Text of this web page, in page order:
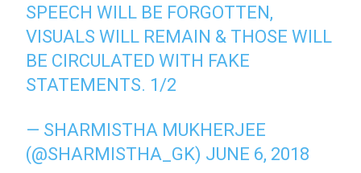
SPEECH WILL BE FORGOTTEN,
VISUALS WILL REMAIN & THOSE WILL
BE CIRCULATED WITH FAKE
STATEMENTS. 1/2
— SHARMISTHA MUKHERJEE
(@SHARMISTHA_GK) JUNE 6, 2018